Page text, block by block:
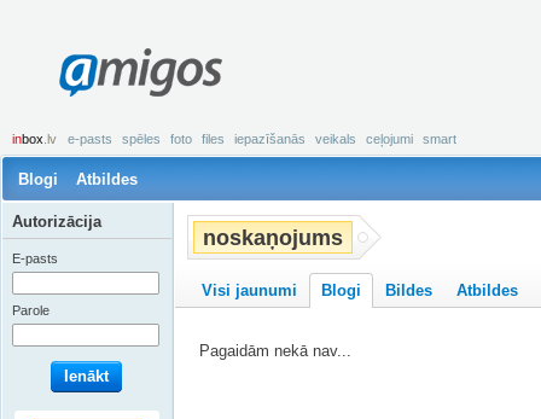
amigos
inbox .lv e-pasts spēles foto files iepazīšanās veikals ceļojumi smart
Blogi Atbildes
noskaņojums
Visi jaunumi Blogi Bildes Atbildes
Pagaidām nekā nav...
Autorizācija
E-pasts
Parole
Ienākt